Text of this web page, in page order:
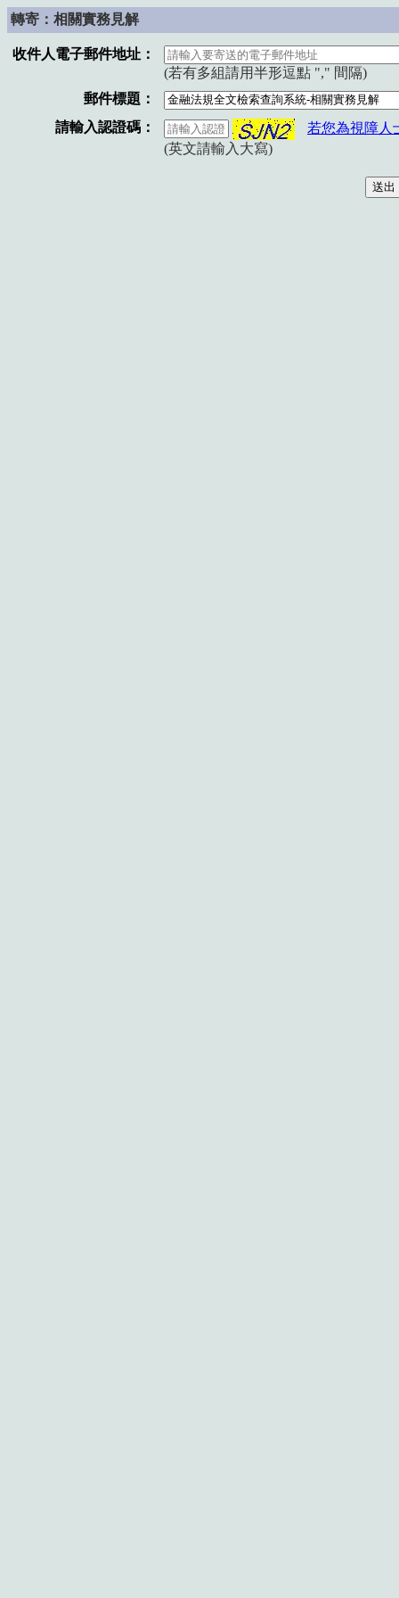
轉寄：相關實務見解
收件人電子郵件地址：
(若有多組請用半形逗點 "," 間隔)
郵件標題：
請輸入認證碼：
若您為視障人
(英文請輸入大寫)